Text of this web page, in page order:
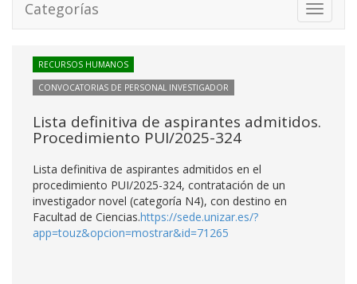
Toggle
Categorías
RECURSOS HUMANOS
CONVOCATORIAS DE PERSONAL INVESTIGADOR
Lista definitiva de aspirantes admitidos.
Procedimiento PUI/2025-324
Lista definitiva de aspirantes admitidos en el
procedimiento PUI/2025-324, contratación de un
investigador novel (categoría N4), con destino en
Facultad de Ciencias.https://sede.unizar.es/?
app=touz&opcion=mostrar&id=71265